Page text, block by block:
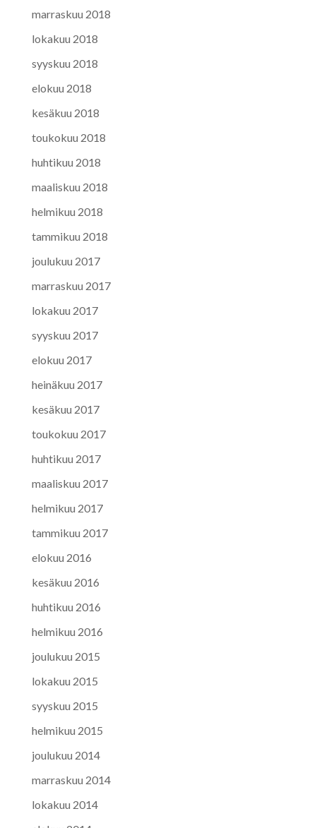
marraskuu 2018
lokakuu 2018
syyskuu 2018
elokuu 2018
kesäkuu 2018
toukokuu 2018
huhtikuu 2018
maaliskuu 2018
helmikuu 2018
tammikuu 2018
joulukuu 2017
marraskuu 2017
lokakuu 2017
syyskuu 2017
elokuu 2017
heinäkuu 2017
kesäkuu 2017
toukokuu 2017
huhtikuu 2017
maaliskuu 2017
helmikuu 2017
tammikuu 2017
elokuu 2016
kesäkuu 2016
huhtikuu 2016
helmikuu 2016
joulukuu 2015
lokakuu 2015
syyskuu 2015
helmikuu 2015
joulukuu 2014
marraskuu 2014
lokakuu 2014